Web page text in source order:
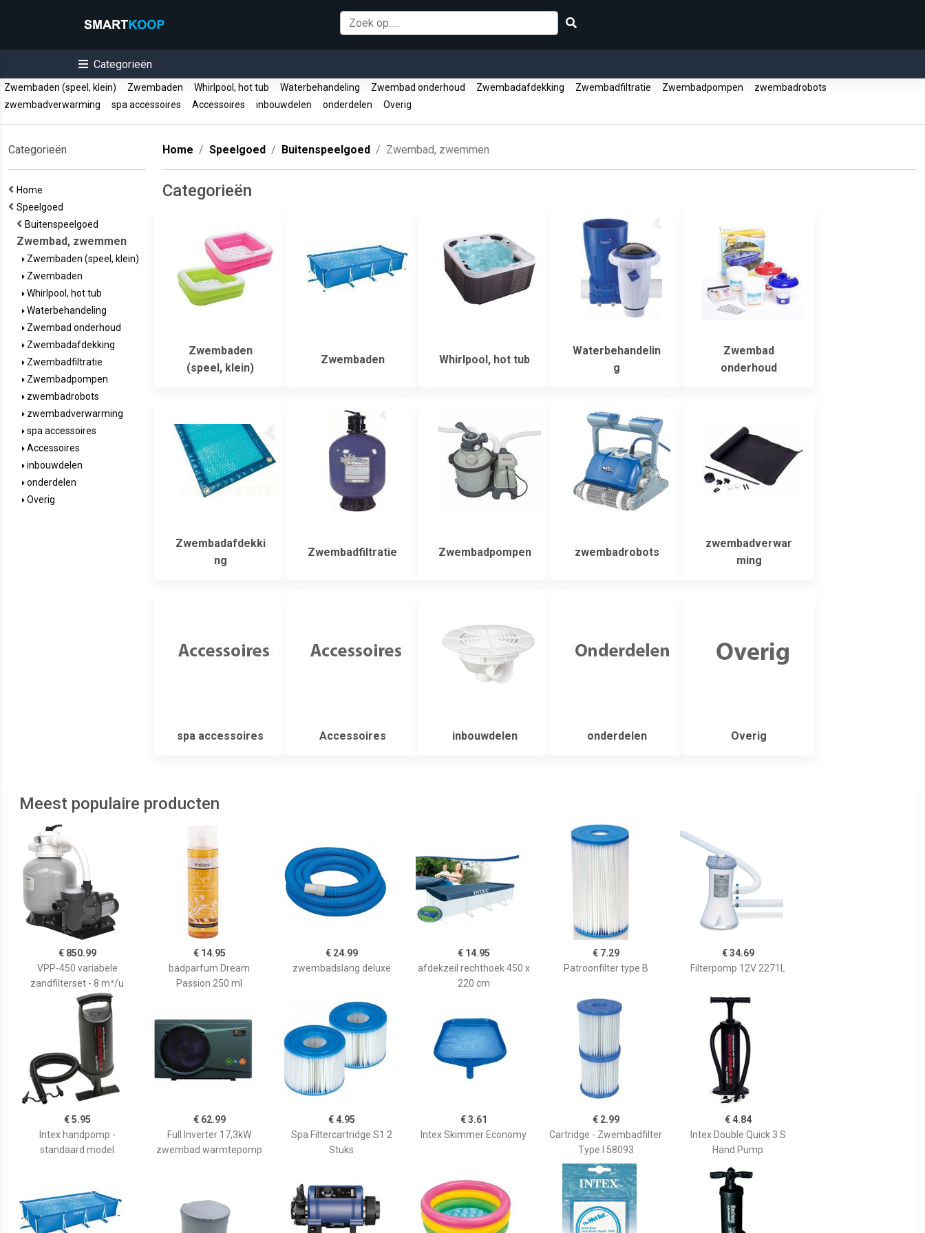
Categorieën
Zwembaden (speel, klein) Zwembaden Whirlpool, hot tub Waterbehandeling Zwembad onderhoud Zwembadafdekking Zwembadfiltratie Zwembadpompen
zwembadrobots
zwembadverwarming
spa accessoires Accessoires inbouwdelen onderdelen Overig
Categorieën
Home
Speelgoed
Buitenspeelgoed
Zwembad, zwemmen
Zwembaden (speel, klein)
Zwembaden
Whirlpool, hot tub
Waterbehandeling
Zwembad onderhoud
Zwembadafdekking
Zwembadfiltratie
Zwembadpompen
zwembadrobots
zwembadverwarming
spa accessoires
Accessoires
inbouwdelen
onderdelen
Overig
Home Speelgoed Buitenspeelgoed Zwembad, zwemmen
Categorieën
Zwembaden
(speel, klein)
Zwembaden Whirlpool, hot tub
Waterbehandelin
g
Zwembad
onderhoud
Zwembadafdekki
ng
Zwembadfiltratie Zwembadpompen zwembadrobots
zwembadverwar
ming
spa accessoires Accessoires inbouwdelen onderdelen Overig
Meest populaire producten
€ 850.99
VPP-450 variabele
zandfilterset - 8 m³/u
€ 14.95
badparfum Dream
Passion 250 ml
€ 24.99
zwembadslang deluxe
€ 14.95
afdekzeil rechthoek 450 x
220 cm
€ 7.29
Patroonfilter type B
€ 34.69
Filterpomp 12V 2271L
€ 5.95
Intex handpomp -
standaard model
€ 62.99
Full Inverter 17,3kW
zwembad warmtepomp
€ 4.95
Spa Filtercartridge S1 2
Stuks
€ 3.61
Intex Skimmer Economy
€ 2.99
Cartridge - Zwembadfilter
Type I 58093
€ 4.84
Intex Double Quick 3 S
Hand Pump